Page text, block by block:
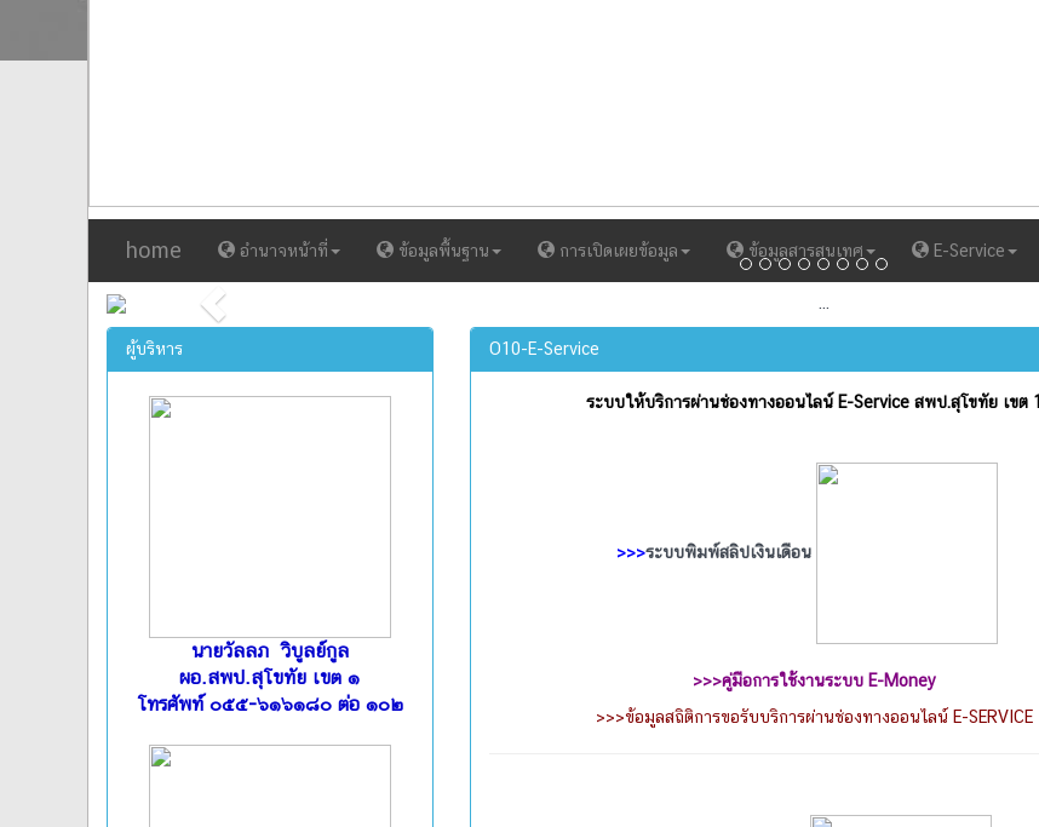
home อำนาจหน้าที่ ข้อมูลพื้นฐาน การเปิดเผยข้อมูล ข้อมูลสารสนเทศ E-Service
Previous
ผู้บริหาร
นายวัลลภ วิบูลย์กูล
ผอ.สพป.สุโขทัย เขต ๑
โทรศัพท์ ๐๕๕-๖๑๖๑๘๐ ต่อ ๑๐๒
O10-E-Service
ระบบให้บริการผ่านช่องทางออนไลน์ E-Service สพป.สุโขทัย เขต 1
>>>ระบบพิมพ์สลิปเงินเดือน
>>>คู่มือการใช้งานระบบ E-Money
>>>ข้อมูลสถิติการขอรับบริการผ่านช่องทางออนไลน์ E-SERVICE